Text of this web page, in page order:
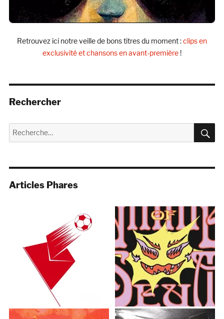
Retrouvez ici notre veille de bons titres du moment :clips en
exclusivité et chansons en avant-première !
Rechercher
Recherche
pour :
Articles Phares